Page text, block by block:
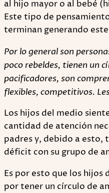
al hijo mayor o al bebé
Este tipo de
terminan generando
Por lo general son
poco rebeldes, tienen un
pacificadores, son
flexibles, competitivos.
Los hijos del medio
cantidad de atención
padres y, debido a esto,
déficit con su grupo de
Es por esto que los hijos
por tener un círculo de